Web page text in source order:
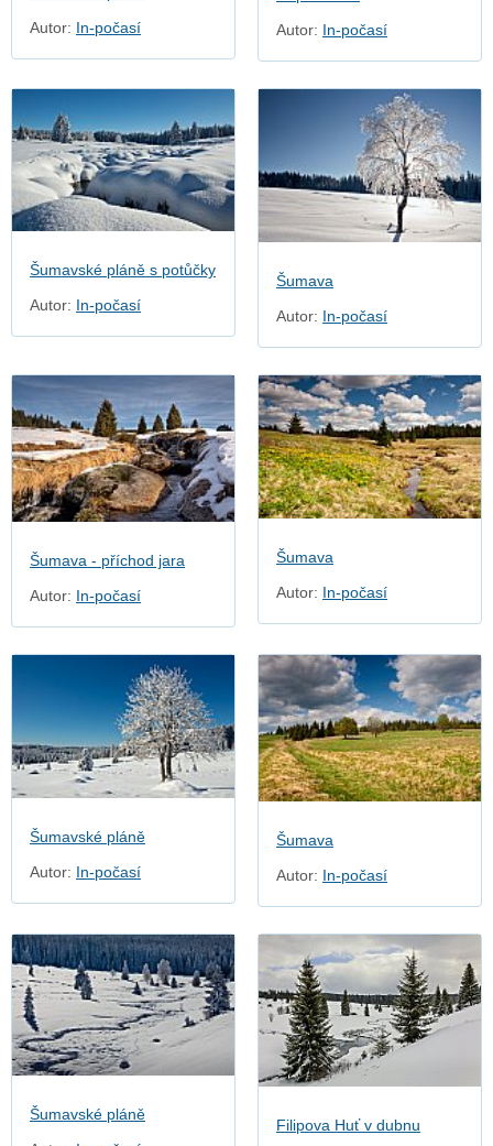
Autor: In-počasí
Autor: In-počasí
Šumavské pláně s potůčky
Autor: In-počasí
Šumava
Autor: In-počasí
Šumava - příchod jara
Autor: In-počasí
Šumava
Autor: In-počasí
Šumavské pláně
Autor: In-počasí
Šumava
Autor: In-počasí
Šumavské pláně
Filipova Huť v dubnu